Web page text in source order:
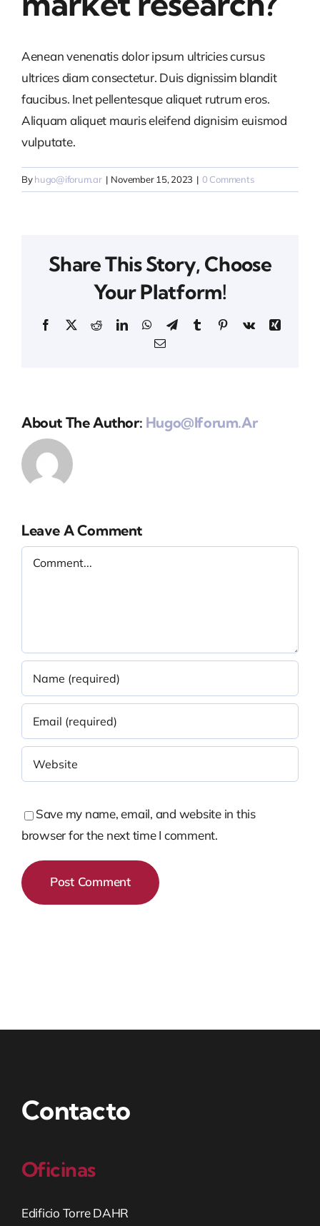
Contacto
Español
Aenean venenatis dolor ipsum ultricies cursus
ultrices diam consectetur. Duis dignissim blandit
faucibus. Inet pellentesque aliquet rutrum eros.
Aliquam aliquet mauris eleifend dignisim euismod
vulputate.
Byhugo@iforum.ar | November 15, 2023 | 0 Comments
Share This Story, Choose
Your Platform!
Facebook
X RedditLinkedInWhatsApp
TelegramTumblrPinterestVk
Xing
Email
About The Author: Hugo@iforum.ar
Leave A Comment
Comment
Save my name, email, and website in this
browser for the next time I comment.
Contacto
Oficinas
Edificio Torre DAHR